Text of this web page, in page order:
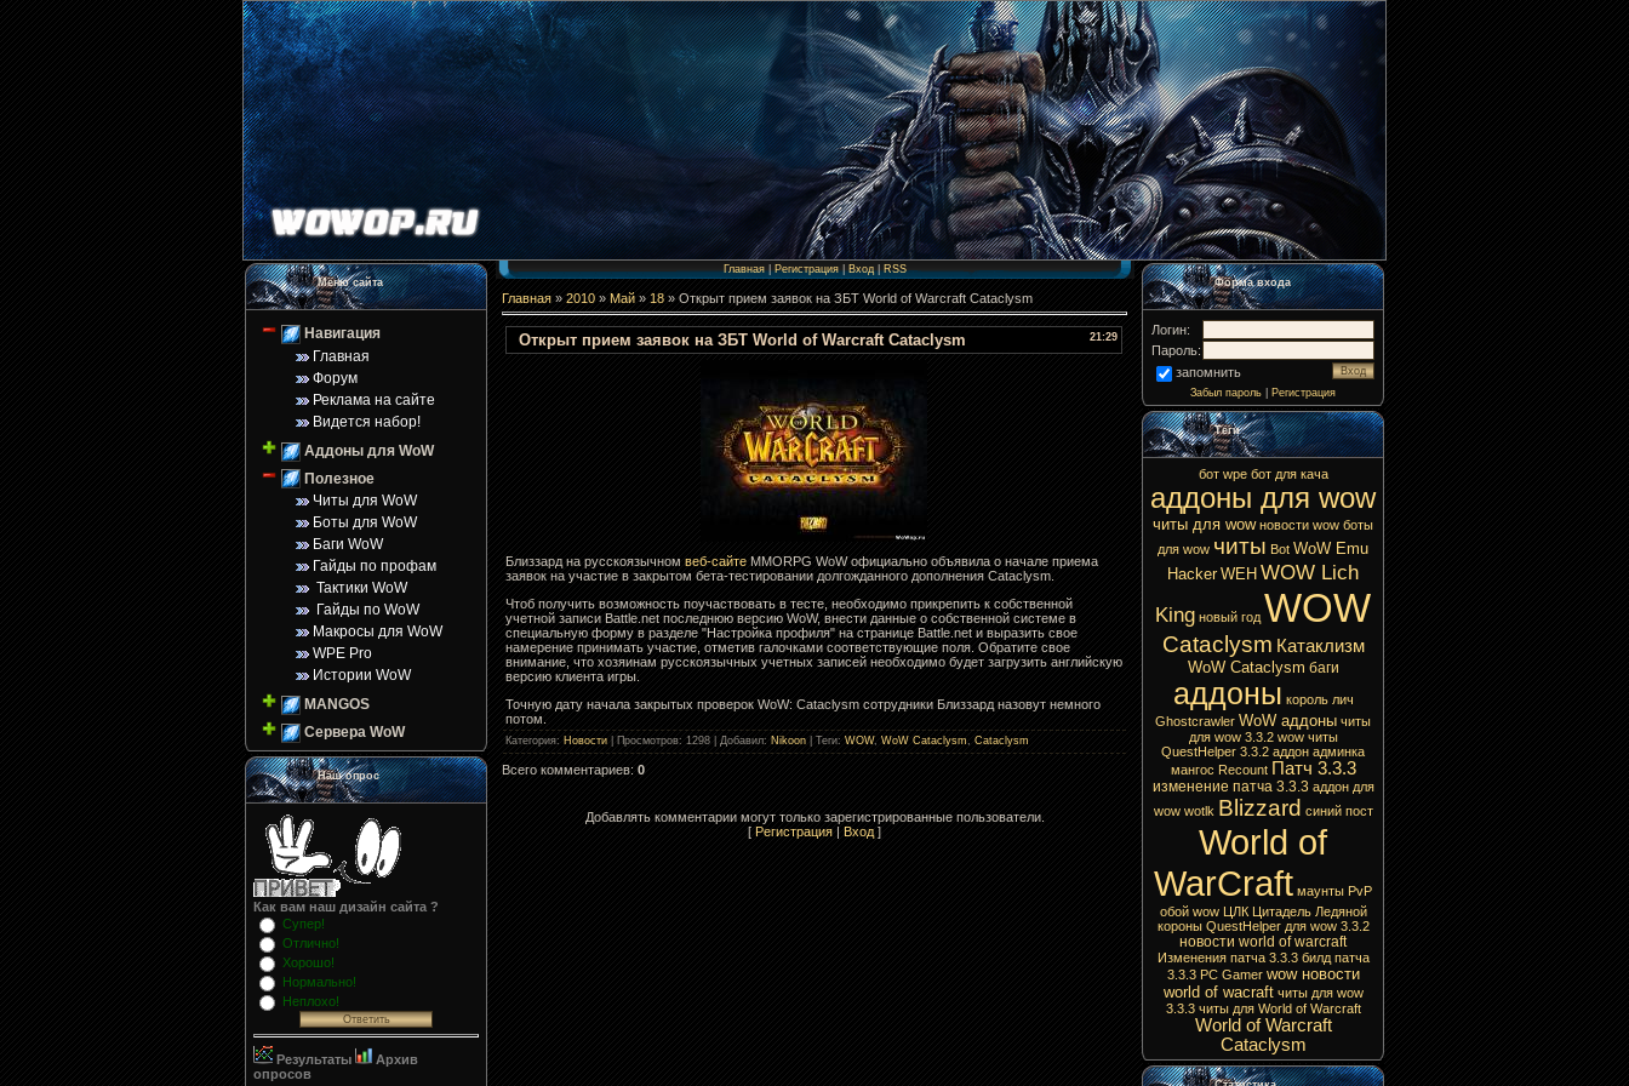
Меню сайта
Навигация
Главная
Форум
Реклама на сайте
Видется набор!
Аддоны для WoW
Полезное
Читы для WoW
Боты для WoW
Баги WoW
Гайды по профам
Тактики WoW
Гайды по WoW
Макросы для WoW
WPE Pro
Истории WoW
MANGOS
Сервера WoW
Наш опрос
Как вам наш дизайн сайта ?
Супер!
Отлично!
Хорошо!
Нормально!
Неплохо!
Результаты
Архив
опросов
Главная|Регистрация|Вход|RSS
Главная » 2010 » Май » 18 » Открыт прием заявок на ЗБТ World of Warcraft Cataclysm
21:29
Открыт прием заявок на ЗБТ World of Warcraft Cataclysm
Близзард на русскоязычном веб-сайте MMORPG WoW официально объявила о начале приема
заявок на участие в закрытом бета-тестировании долгожданного дополнения Cataclysm.
Чтоб получить возможность поучаствовать в тесте, необходимо прикрепить к собственной
учетной записи Battle.net последнюю версию WoW, внести данные о собственной системе в
специальную форму в разделе "Настройка профиля" на странице Battle.net и выразить свое
намерение принимать участие, отметив галочками соответствующие поля. Обратите свое
внимание, что хозяинам русскоязычных учетных записей необходимо будет загрузить английскую
версию клиента игры.
Точную дату начала закрытых проверок WoW: Cataclysm сотрудники Близзард назовут немного
потом.
Категория: Новости Просмотров: 1298 | Добавил: Nikoon Теги: WOW, WoW Cataclysm Cataclysm
Всего комментариев: 0
Добавлять комментарии могут только зарегистрированные пользователи.
[ Регистрация | Вход ]
Форма входа
Логин:
Пароль:
запомнить
Забыл пароль Регистрация
Теги
бот wpe бот для кача
аддоны для wow
читы для wow новости wow боты
для wow читы Bot WoW Emu
Hacker WEH WOW Lich
King новый год WOW
Cataclysm Катаклизм
WoW Cataclysm баги
аддоны король лич
Ghostcrawler WoW аддоны читы
для wow 3.3.2 wow читы
QuestHelper 3.3.2 аддон админка
мангос Recount Патч 3.3.3
изменение патча 3.3.3 аддон для
wow wotlk Blizzard синий пост
World of
WarCraft маунты PvP
обой wow ЦЛК Цитадель Ледяной
короны QuestHelper для wow 3.3.2
новости world of warcraft
Изменения патча 3.3.3 билд патча
3.3.3 PC Gamer wow новости
world of wacraft читы для wow
3.3.3 читы для World of Warcraft
World of Warcraft
Cataclysm